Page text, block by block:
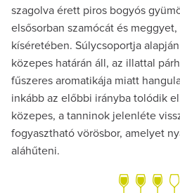
szagolva érett piros bogyós
elsősorban szamócát és
kíséretében. Súlycsoportja
közepes határán áll, az illattal
fűszeres aromatikája miatt
inkább az előbbi irányba tolódik
közepes, a tanninok jelenléte
fogyasztható vörösbor, amelyet
aláhűteni.